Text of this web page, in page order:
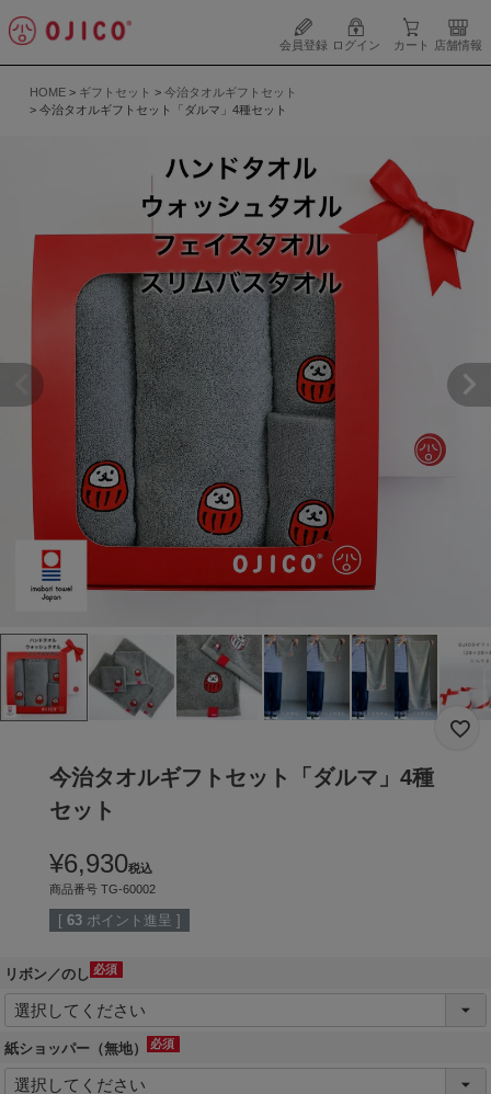
会員登録 ログイン カート 店舗情報
HOME ギフトセット
今治タオルギフトセット
今治タオルギフトセット「ダルマ」4種セット
今治タオルギフトセット「ダルマ」4種
セット
¥6,930税込
商品番号 TG-60002
[ 63 ポイント進呈 ]
リボン／のし
須)
紙ショッパー（無地）